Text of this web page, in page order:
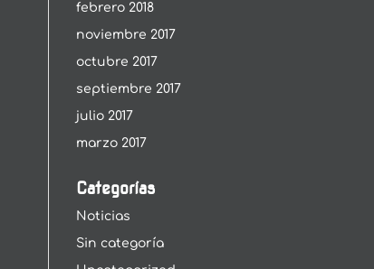
febrero 2018
noviembre 2017
octubre 2017
septiembre 2017
julio 2017
marzo 2017
Categorías
Noticias
Sin categoría